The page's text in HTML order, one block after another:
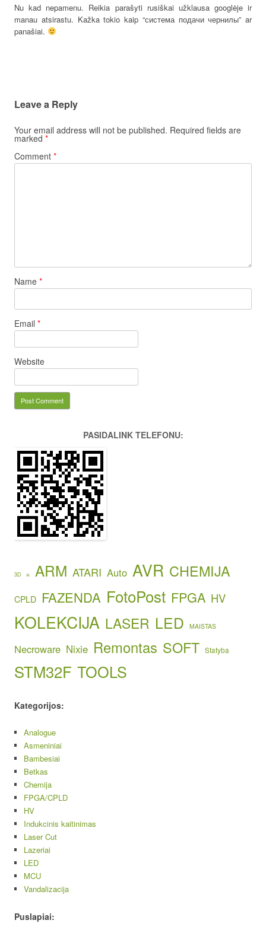
Nu kad nepamenu. Reikia parašyti rusiškai užklausa googlėje ir
manau atsirastu. Kažka tokio kaip “система подачи чернилы” ar
panašiai.
Leave a Reply
Your email address will not be published. Required fields are
marked *
Comment *
Name *
Email *
Website
PASIDALINK TELEFONU:
3D AI ARM ATARI Auto AVR CHEMIJA
CPLD FAZENDA FotoPost FPGA HV
KOLEKCIJA LASER LED MAISTAS
Necroware Nixie Remontas SOFT Statyba
STM32F TOOLS
Kategorijos:
Analogue
Asmeniniai
Bambesiai
Betkas
Chemija
FPGA/CPLD
HV
Indukcinis kaitinimas
Laser Cut
Lazeriai
LED
MCU
Vandalizacija
Puslapiai: